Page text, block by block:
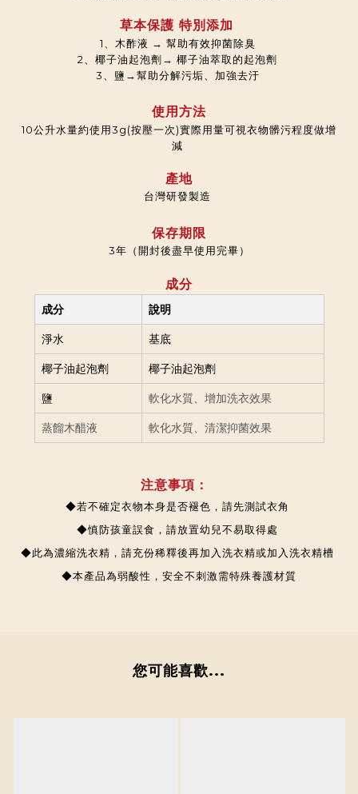
草本保護 特別添加
1、木酢液 → 幫助有效抑菌除臭
2、椰子油起泡劑→ 椰子油萃取的起泡劑
3、鹽→幫助分解污垢、加強去汙
使用方法
10公升水量約使用3g(按壓一次)實際用量可視衣物髒污程度做增
減
產地
台灣研發製造
保存期限
3年（開封後盡早使用完畢）
成分
成分 說明
淨水 基底
椰子油起泡劑 椰子油起泡劑
鹽 軟化水質、增加洗衣效果
蒸餾木醋液 軟化水質、 清潔抑菌效果
注意事項：
◆若不確定衣物本身是否褪色，請先測試衣角
◆慎防孩童誤食，請放置幼兒不易取得處
◆此為濃縮洗衣精，請充份稀釋後再加入洗衣精或加入洗衣精槽
◆本產品為弱酸性，安全不刺激需特殊養護材質
您可能喜歡...